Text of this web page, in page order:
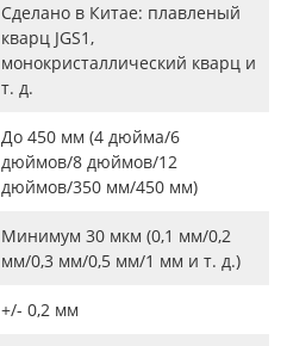
Сделано в Китае: плавленый
кварц JGS1,
монокристаллический кварц и
т. д.
До 450 мм (4 дюйма/6
дюймов/8 дюймов/12
дюймов/350 мм/450 мм)
Минимум 30 мкм (0,1 мм/0,2
мм/0,3 мм/0,5 мм/1 мм и т. д.)
+/- 0,2 мм